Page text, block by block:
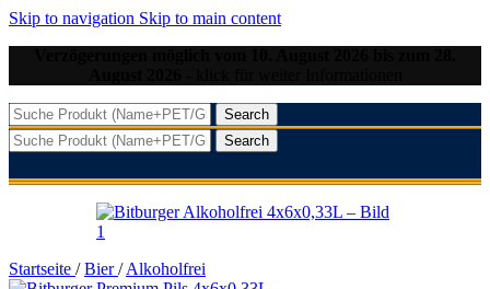
Skip to navigation Skip to main content
Search
Search
Startseite / Bier/ Alkoholfrei